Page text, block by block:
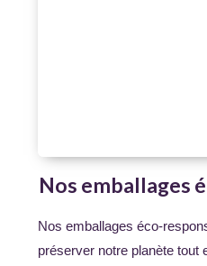
Nos emballages
Nos emballages éco-
préserver notre planète tout